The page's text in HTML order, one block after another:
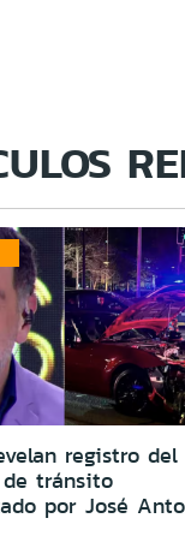
registro del
tránsito
por José